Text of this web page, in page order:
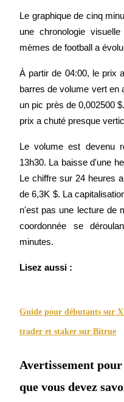
Jalonnement
Launchpool
Staking flexible pour
Blocages BTR
Le graphique de cinq
une chronologie
mèmes de football a
À partir de 04:00, le prix
barres de volume vert en
un pic près de 0,002500
prix a chuté presque
Le volume est devenu
13h30. La baisse d'une
Le chiffre sur 24 heures
de 6,3K $. La
n'est pas une lecture de
coordonnée se
minutes.
Lisez aussi :
Guide pour débutants sur
trader et staker sur Bitrue
Avertissement
que vous devez